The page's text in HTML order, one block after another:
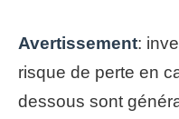
Avertissement:
risque de perte en
dessous sont